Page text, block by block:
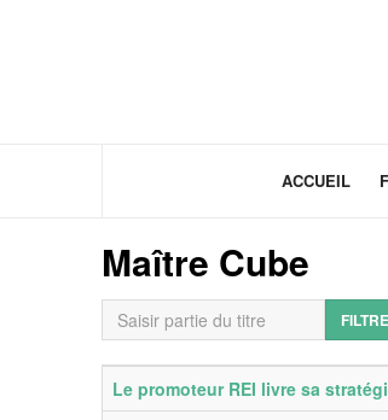
ACCUEIL
Maître Cube
Saisir partie du titre FILTRE
Titre Date de publication
Le promoteur REI livre sa